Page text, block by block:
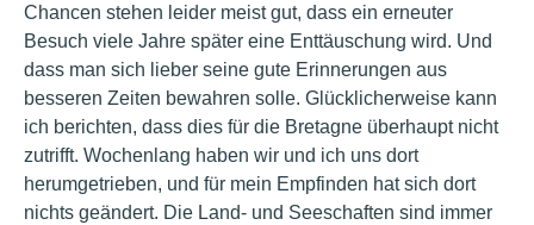
Chancen stehen leider meist gut, dass ein erneuter
Besuch viele Jahre später eine Enttäuschung wird. Und
dass man sich lieber seine gute Erinnerungen aus
besseren Zeiten bewahren solle. Glücklicherweise kann
ich berichten, dass dies für die Bretagne überhaupt nicht
zutrifft. Wochenlang haben wir und ich uns dort
herumgetrieben, und für mein Empfinden hat sich dort
nichts geändert. Die Land- und Seeschaften sind immer